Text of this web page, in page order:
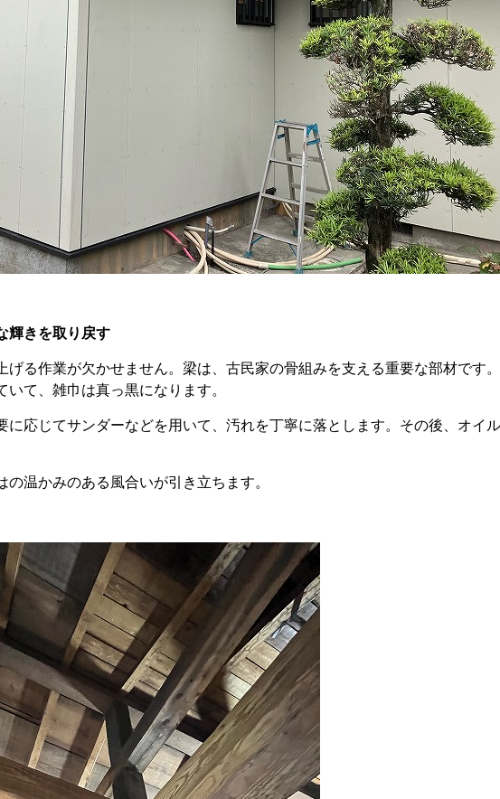
輝きを取り戻す
げる作業が欠かせません。梁は、古民家の骨組みを支える重要な部材です
て、雑巾は真っ黒になります。
に応じてサンダーなどを用いて、汚れを丁寧に落とします。その後、オイ
温かみのある風合いが引き立ちます。